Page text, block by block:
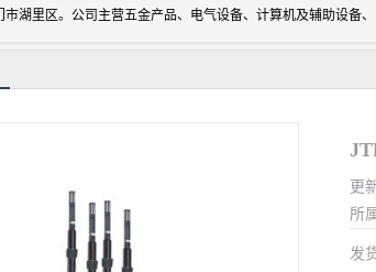
更
所
发